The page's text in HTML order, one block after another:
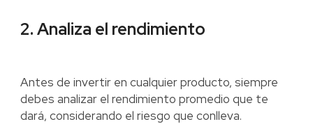
2. Analiza el rendimiento
Antes de invertir en cualquier producto, siempre
debes analizar el rendimiento promedio que te
dará, considerando el riesgo que conlleva.